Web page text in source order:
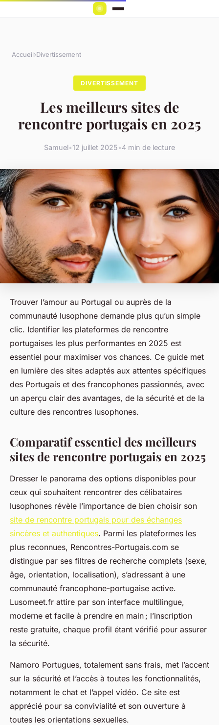
Accueil›Divertissement
DIVERTISSEMENT
Les meilleurs sites de
rencontre portugais en 2025
Samuel•12 juillet 2025•4 min de lecture
Trouver l’amour au Portugal ou auprès de la
communauté lusophone demande plus qu’un simple
clic. Identifier les plateformes de rencontre
portugaises les plus performantes en 2025 est
essentiel pour maximiser vos chances. Ce guide met
en lumière des sites adaptés aux attentes spécifiques
des Portugais et des francophones passionnés, avec
un aperçu clair des avantages, de la sécurité et de la
culture des rencontres lusophones.
Comparatif essentiel des meilleurs
sites de rencontre portugais en 2025
Dresser le panorama des options disponibles pour
ceux qui souhaitent rencontrer des célibataires
lusophones révèle l’importance de bien choisir son
site de rencontre portugais pour des échanges
sincères et authentiques. Parmi les plateformes les
plus reconnues, Rencontres-Portugais.com se
distingue par ses filtres de recherche complets (sexe,
âge, orientation, localisation), s’adressant à une
communauté francophone-portugaise active.
Lusomeet.fr attire par son interface multilingue,
moderne et facile à prendre en main ; l’inscription
reste gratuite, chaque profil étant vérifié pour assurer
la sécurité.
Namoro Portugues, totalement sans frais, met l’accent
sur la sécurité et l’accès à toutes les fonctionnalités,
notamment le chat et l’appel vidéo. Ce site est
apprécié pour sa convivialité et son ouverture à
toutes les orientations sexuelles.